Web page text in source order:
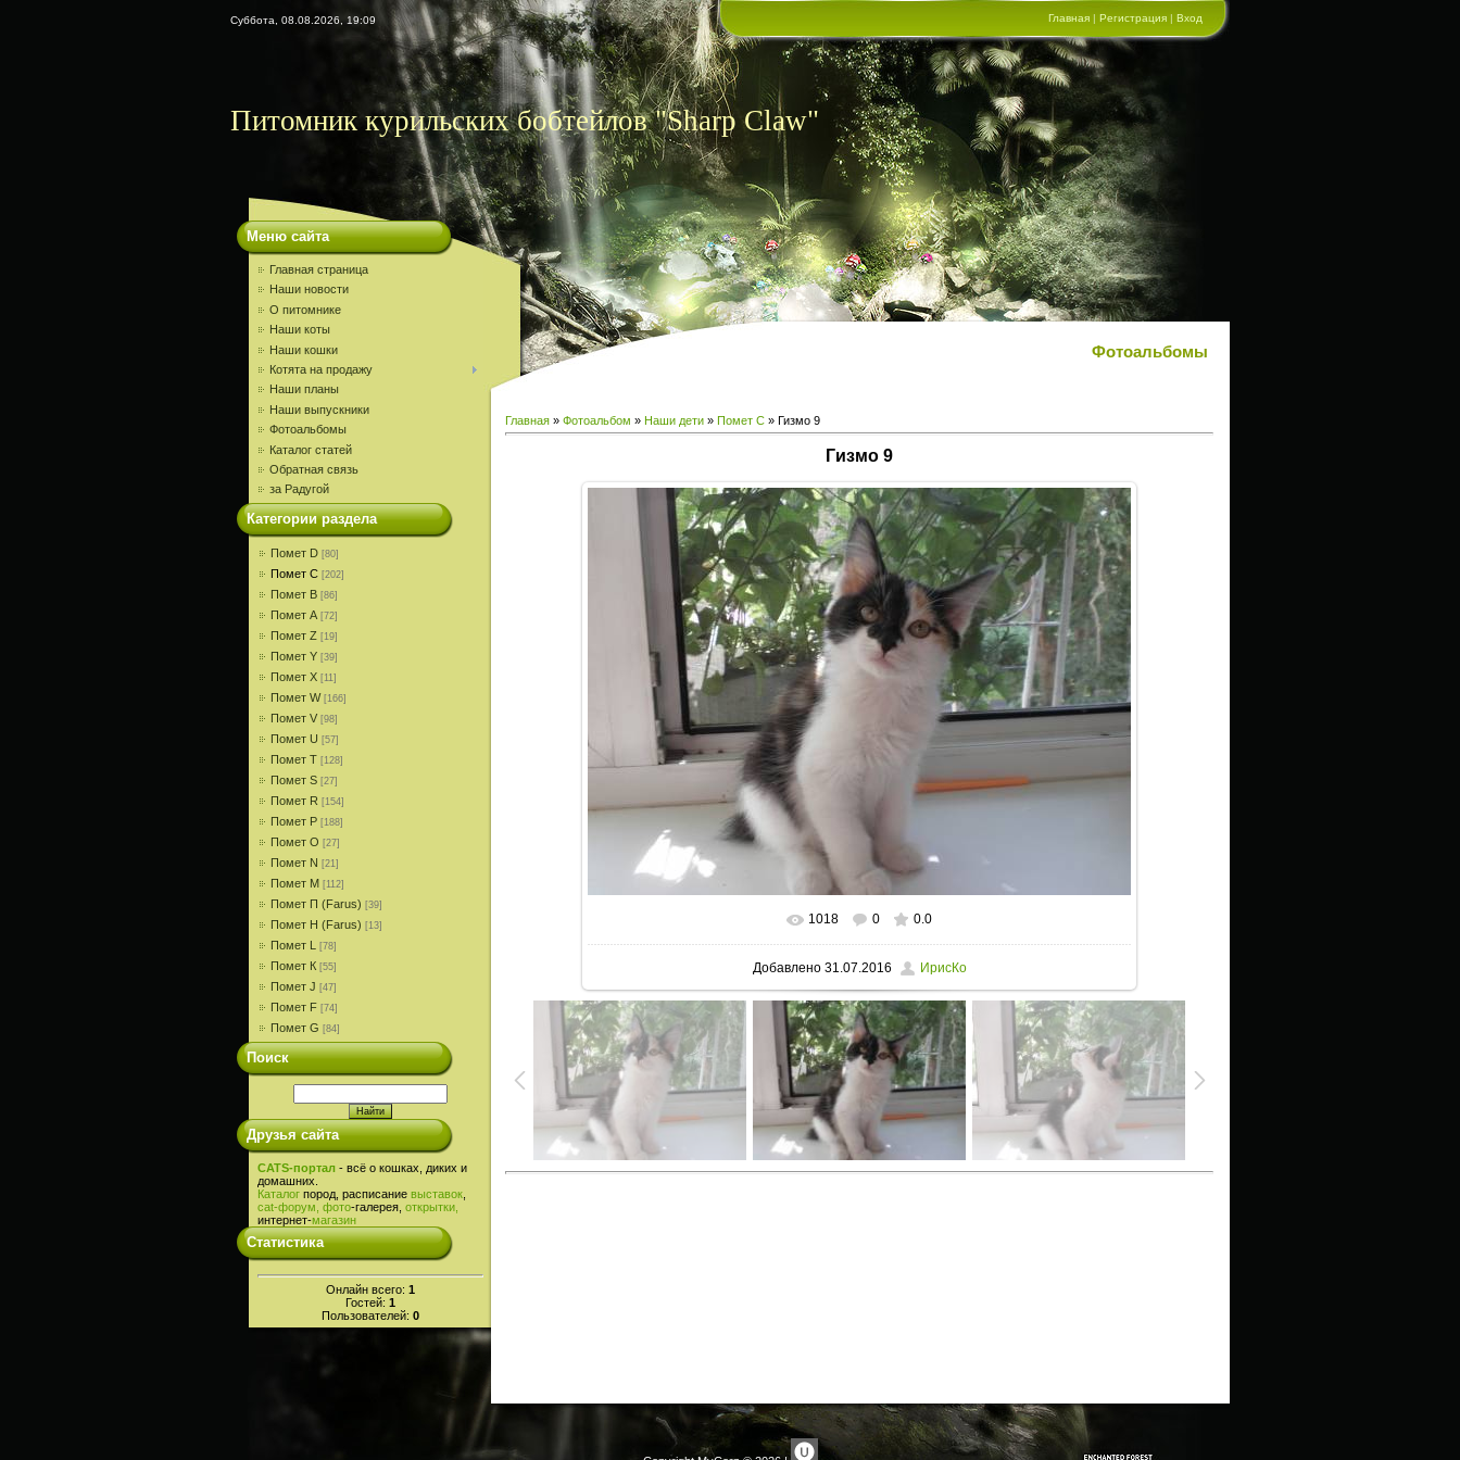
Суббота, 08.08.2026, 19:09 Главная | Регистрация | Вход
Питомник курильских бобтейлов "Sharp Claw"
Меню сайта
Главная страница
Наши новости
О питомнике
Наши коты
Наши кошки
Котята на продажу
Наши планы
Наши выпускники
Фотоальбомы
Каталог статей
Обратная связь
за Радугой
Категории раздела
Помет D [80]
Помет С [202]
Помет В [86]
Помет A [72]
Помет Z [19]
Помет Y [39]
Помет X [11]
Помет W [166]
Помет V [98]
Помет U [57]
Помет T [128]
Помет S [27]
Помет R [154]
Помет P [188]
Помет О [27]
Помет N [21]
Помет M [112]
Помет П (Farus) [39]
Помет Н (Farus) [13]
Помет L [78]
Помет К [55]
Помет J [47]
Помет F [74]
Помет G [84]
Поиск
Друзья сайта
CATS-портал - всё о кошках, диких и
домашних.
Каталог пород, расписание выставок
cat-форум, фото-галерея, открытки,
интернет-магазин
Статистика
Онлайн всего: 1
Гостей: 1
Пользователей: 0
Фотоальбомы
Главная » Фотоальбом » Наши дети » Помет С » Гизмо 9
Гизмо 9
В реальном размере 1024x768
1018 0 0.0
Добавлено31.07.2016 ИрисКо